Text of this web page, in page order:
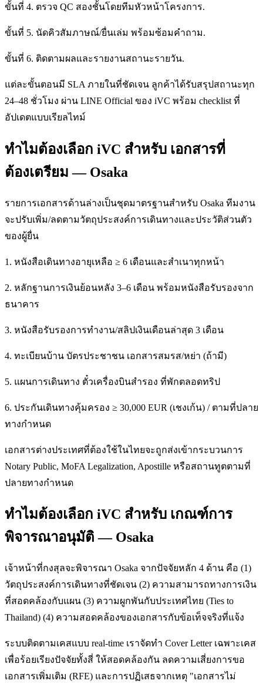
ขั้นที่ 4. ตรวจ QC สองชั้นโดยทีมหัวหน้าโครงการ.
ขั้นที่ 5. นัดคิวสัมภาษณ์/ยื่นเล่ม พร้อมซ้อมคำถาม.
ขั้นที่ 6. ติดตามผลและรายงานสถานะรายวัน.
แต่ละขั้นตอนมี SLA ภายในที่ชัดเจน ลูกค้าได้รับสรุปสถานะทุก
24–48 ชั่วโมง ผ่าน LINE Official ของ iVC พร้อม checklist ที่
อัปเดตแบบเรียลไทม์
ทำไมต้องเลือก iVC สำหรับ เอกสารที่
ต้องเตรียม — Osaka
รายการเอกสารด้านล่างเป็นชุดมาตรฐานสำหรับ Osaka ทีมงาน
จะปรับเพิ่ม/ลดตามวัตถุประสงค์การเดินทางและประวัติส่วนตัว
ของผู้ยื่น
1. หนังสือเดินทางอายุเหลือ ≥ 6 เดือนและสำเนาทุกหน้า
2. หลักฐานการเงินย้อนหลัง 3–6 เดือน พร้อมหนังสือรับรองจาก
ธนาคาร
3. หนังสือรับรองการทำงาน/สลิปเงินเดือนล่าสุด 3 เดือน
4. ทะเบียนบ้าน บัตรประชาชน เอกสารสมรส/หย่า (ถ้ามี)
5. แผนการเดินทาง ตั๋วเครื่องบินสำรอง ที่พักตลอดทริป
6. ประกันเดินทางคุ้มครอง ≥ 30,000 EUR (เชงเก้น) / ตามที่ปลาย
ทางกำหนด
เอกสารต่างประเทศที่ต้องใช้ในไทยจะถูกส่งเข้ากระบวนการ
Notary Public, MoFA Legalization, Apostille หรือสถานทูตตามที่
ปลายทางกำหนด
ทำไมต้องเลือก iVC สำหรับ เกณฑ์การ
พิจารณาอนุมัติ — Osaka
เจ้าหน้าที่กงสุลจะพิจารณา Osaka จากปัจจัยหลัก 4 ด้าน คือ (1)
วัตถุประสงค์การเดินทางที่ชัดเจน (2) ความสามารถทางการเงิน
ที่สอดคล้องกับแผน (3) ความผูกพันกับประเทศไทย (Ties to
Thailand) (4) ความสอดคล้องของเอกสารกับข้อเท็จจริงที่แจ้ง
ระบบติดตามเคสแบบ real-time เราจัดทำ Cover Letter เฉพาะเคส
เพื่อร้อยเรียงปัจจัยทั้งสี่ ให้สอดคล้องกัน ลดความเสี่ยงการขอ
เอกสารเพิ่มเติม (RFE) และการปฏิเสธจากเหตุ "เอกสารไม่